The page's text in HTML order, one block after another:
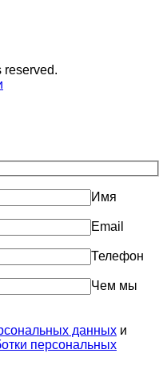
reserved.
Имя
Email
Телефон
Чем мы
данных и
персональных